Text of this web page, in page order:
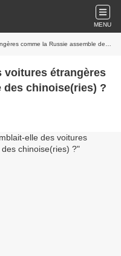
MENU
la Russie assemble des chinoise(ries) ?
voitures étrangères
des chinoise(ries) ?